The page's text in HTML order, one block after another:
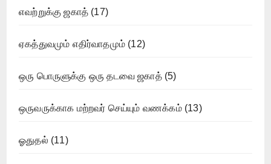
எவற்றுக்கு ஜகாத் (17)
ஏகத்துவமும் எதிர்வாதமும் (12)
ஒரு பொருளுக்கு ஒரு தடவை ஜகாத்(5)
ஒருவருக்காக மற்றவர் செய்யும் வணக்கம்(13)
ஓதுதல் (11)